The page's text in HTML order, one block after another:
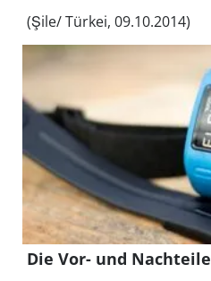
(Şile/ Türkei, 09.10.2014)
Die Vor- und Nachteile